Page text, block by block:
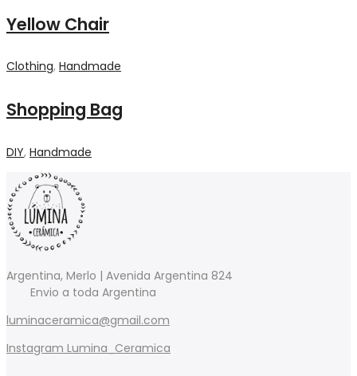
Yellow Chair
Clothing, Handmade
Shopping Bag
DIY, Handmade
Argentina, Merlo | Avenida Argentina 824
Envio a toda Argentina
luminaceramica@gmail.com
Instagram Lumina_Ceramica